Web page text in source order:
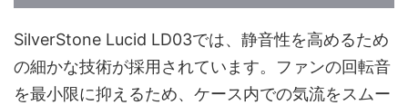
SilverStone Lucid LD03では、静音性を高めるため
の細かな技術が採用されています。ファンの回転音
を最小限に抑えるため、ケース内での気流をスムー